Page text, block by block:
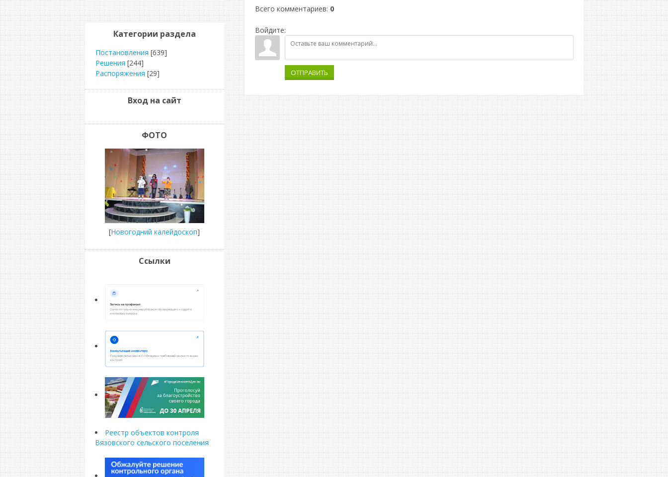
Всего комментариев: 0
Войдите:
ОТПРАВИТЬ
Категории раздела
Постановления [639]
Решения [244]
Распоряжения [29]
Вход на сайт
ФОТО
[Новогодний калейдоскоп]
Ссылки
Реестр объектов контроля
Вязовского сельского поселения